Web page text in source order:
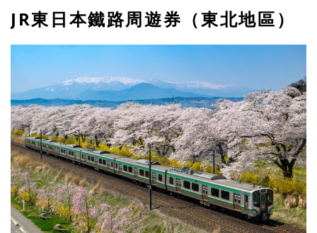
JR東日本鐵路周遊券（東北地區）